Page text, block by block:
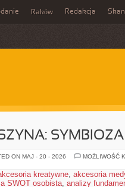
Raków Redakcja
SYMBIOZA
ON MAJ - 20 - 2026
MOŻLIWOŚĆ
kreatywne, akcesoria
SWOT osobista, analizy